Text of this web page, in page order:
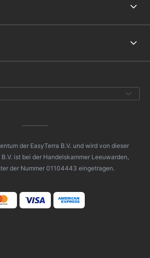
der EasyTerra B.V. und wird von dieser
ist bei der Handelskammer Leeuwarden,
der Nummer 01104443 eingetragen.